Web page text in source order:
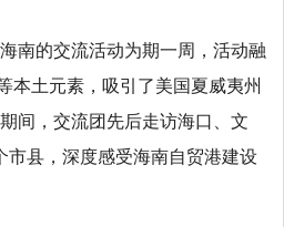
南的交流活动为期一周，活动融
本土元素，吸引了美国夏威夷州
间，交流团先后走访海口、文
市县，深度感受海南自贸港建设